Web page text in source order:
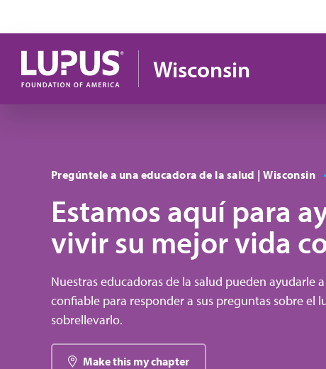
Wisconsin
Pregúntele a una educadora de la salud | Wisconsin
Estamos aquí para
vivir su mejor vida
Nuestras educadoras de la salud pueden ayudarle
confiable para responder a sus preguntas sobre el
sobrellevarlo.
Make this my chapter